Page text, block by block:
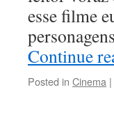
esse filme
Continue
Posted in Cinema |